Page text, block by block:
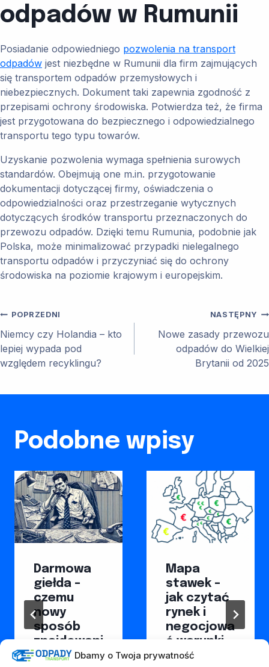
Dbamy o Twoja prywatność
odpadów w Rumunii
Posiadanie odpowiedniego pozwolenia na transport
odpadów jest niezbędne w Rumunii dla firm zajmujących
się transportem odpadów przemysłowych i
niebezpiecznych. Dokument taki zapewnia zgodność z
przepisami ochrony środowiska. Potwierdza też, że firma
jest przygotowana do bezpiecznego i odpowiedzialnego
transportu tego typu towarów.
Uzyskanie pozwolenia wymaga spełnienia surowych
standardów. Obejmują one m.in. przygotowanie
dokumentacji dotyczącej firmy, oświadczenia o
odpowiedzialności oraz przestrzeganie wytycznych
dotyczących środków transportu przeznaczonych do
przewozu odpadów. Dzięki temu Rumunia, podobnie jak
Polska, może minimalizować przypadki nielegalnego
transportu odpadów i przyczyniać się do ochrony
środowiska na poziomie krajowym i europejskim.
Nawigacja
wpisu
POPRZEDNI
Niemcy czy Holandia – kto
lepiej wypada pod
względem recyklingu?
NASTĘPNY
Nowe zasady przewozu
odpadów do Wielkiej
Brytanii od 2025
Podobne wpisy
Darmowa
giełda –
czemu
nowy
sposób
znajdowani
a
Mapa
stawek –
jak czytać
rynek i
negocjowa
ć warunki